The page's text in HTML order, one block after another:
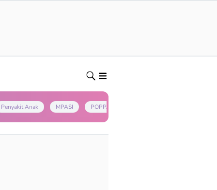
Penyakit Anak MPASI POPPAPA